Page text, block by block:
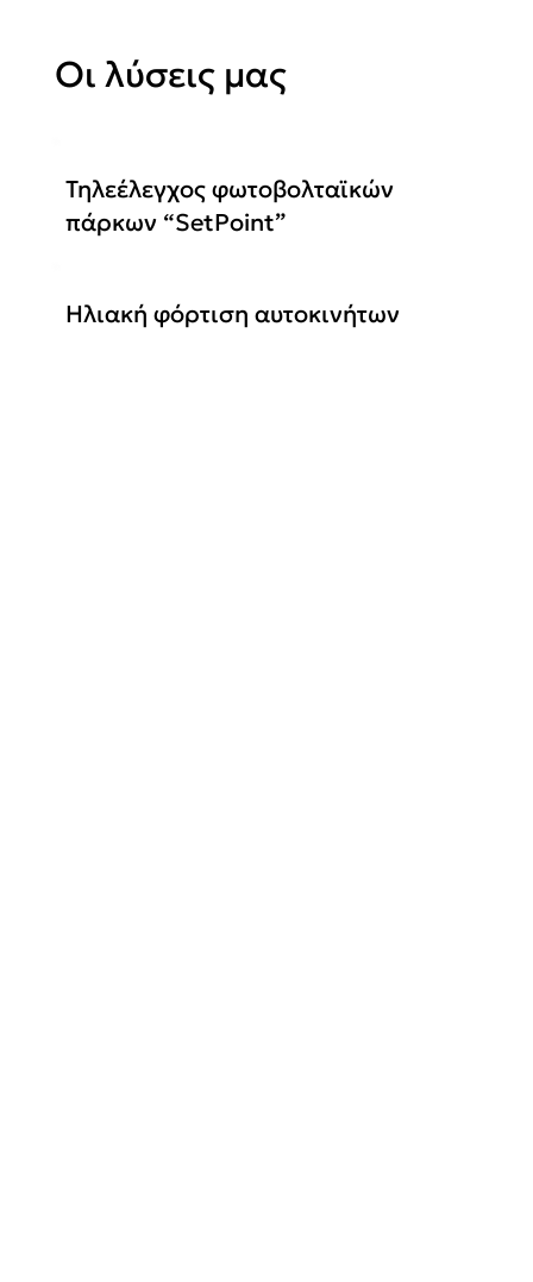
Οι λύσεις μας
Τηλεέλεγχος φωτοβολταϊκών
πάρκων “SetPoint”
Ηλιακή φόρτιση αυτοκινήτων